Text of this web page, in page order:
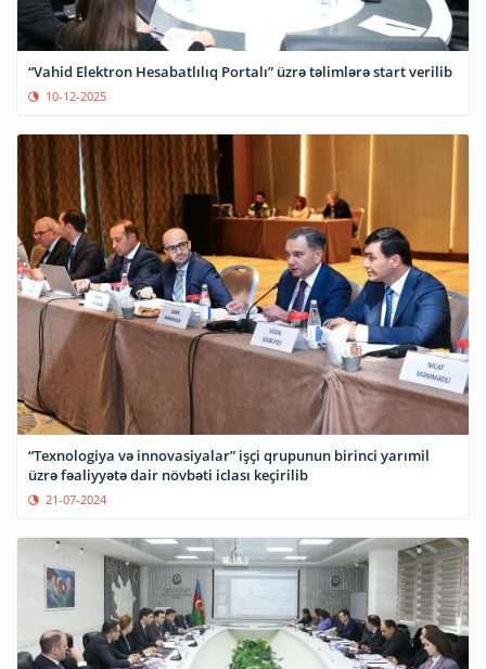
“Vahid Elektron Hesabatlılıq Portalı” üzrə təlimlərə start verilib
10-12-2025
“Texnologiya və innovasiyalar” işçi qrupunun birinci yarımil
üzrə fəaliyyətə dair növbəti iclası keçirilib
21-07-2024